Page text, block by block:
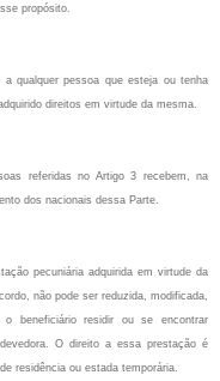
propósito.
qualquer pessoa que esteja ou tenha
direitos em virtude da mesma.
referidas no Artigo 3 recebem, na
dos nacionais dessa Parte.
pecuniária adquirida em virtude da
não pode ser reduzida, modificada,
beneficiário residir ou se encontrar
O direito a essa prestação é
residência ou estada temporária.